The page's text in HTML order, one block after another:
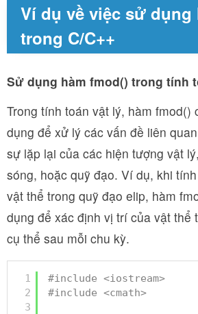
Ví dụ về việc sử dụng
trong C/C++
Sử dụng hàm fmod() trong tính
Trong tính toán vật lý, hàm fmod()
dụng để xử lý các vấn đề liên
sự lặp lại của các hiện tượng vật
sóng, hoặc quỹ đạo. Ví dụ, khi
vật thể trong quỹ đạo elip, hàm
dụng để xác định vị trí của vật thể
cụ thể sau mỗi chu kỳ.
1
2
3
#include <iostream>
#include <cmath>